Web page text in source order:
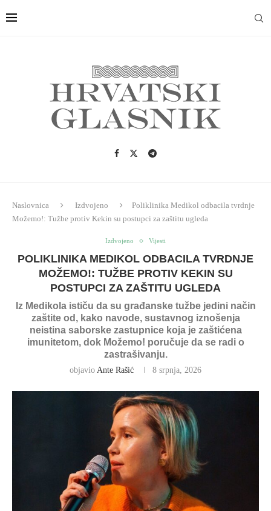
Naslovnica Izdvojeno
Poliklinika Medikol odbacila tvrdnje
Možemo!: Tužbe protiv Kekin su postupci za zaštitu ugleda
Izdvojeno Vijesti
POLIKLINIKA MEDIKOL ODBACILA TVRDNJE
MOŽEMO!: TUŽBE PROTIV KEKIN SU
POSTUPCI ZA ZAŠTITU UGLEDA
Iz Medikola ističu da su građanske tužbe jedini način
zaštite od, kako navode, sustavnog iznošenja
neistina saborske zastupnice koja je zaštićena
imunitetom, dok Možemo! poručuje da se radi o
zastrašivanju.
objavio Ante Rašić 8 srpnja, 2026